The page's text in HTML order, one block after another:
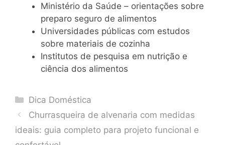
Ministério da Saúde – orientações sobre
preparo seguro de alimentos
Universidades públicas com estudos
sobre materiais de cozinha
Institutos de pesquisa em nutrição e
ciência dos alimentos
Categories
Dica Doméstica
Churrasqueira de alvenaria com medidas
ideais: guia completo para projeto funcional e